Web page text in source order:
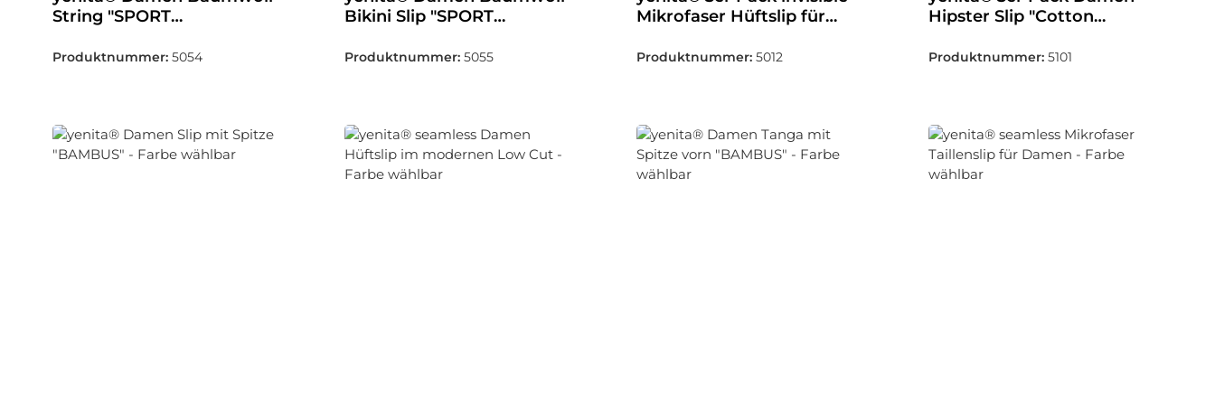
String "SPORT
wählbar
Produktnummer: 5054
Bikini Slip "SPORT
wählbar
Produktnummer: 5055
Mikrofaser Hüftslip für
Produktnummer: 5012
Hipster Slip "Cotton
Produktnummer: 5101